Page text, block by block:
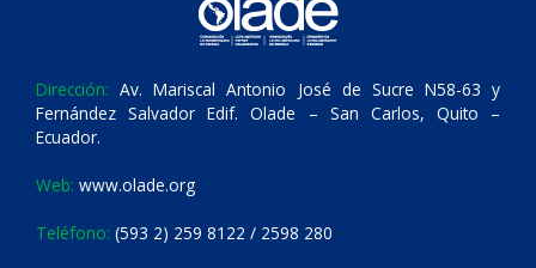
Dirección: Av. Mariscal Antonio José de Sucre N58-63 y
Fernández Salvador Edif. Olade – San Carlos, Quito –
Ecuador.
Web: www.olade.org
Teléfono: (593 2) 259 8122 / 2598 280